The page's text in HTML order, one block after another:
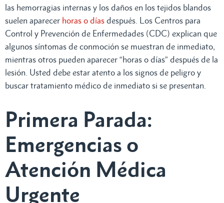
las hemorragias internas y los daños en los tejidos blandos
suelen aparecer horas o días después. Los Centros para
Control y Prevención de Enfermedades (CDC) explican que
algunos síntomas de conmoción se muestran de inmediato,
mientras otros pueden aparecer “horas o días” después de la
lesión. Usted debe estar atento a los signos de peligro y
buscar tratamiento médico de inmediato si se presentan.
Primera Parada:
Emergencias o
Atención Médica
Urgente